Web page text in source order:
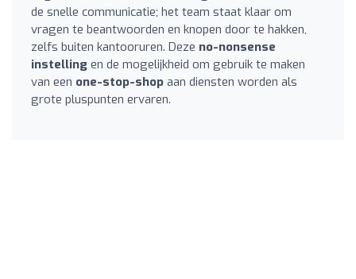
de snelle communicatie; het team staat klaar om
vragen te beantwoorden en knopen door te hakken,
zelfs buiten kantooruren. Deze no-nonsense
instelling en de mogelijkheid om gebruik te maken
van een one-stop-shop aan diensten worden als
grote pluspunten ervaren.